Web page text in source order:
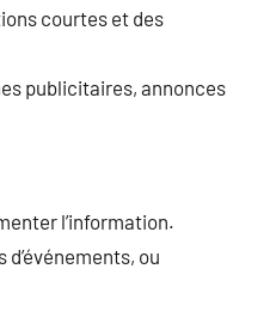
courtes et des
publicitaires, annonces
l’information.
ou